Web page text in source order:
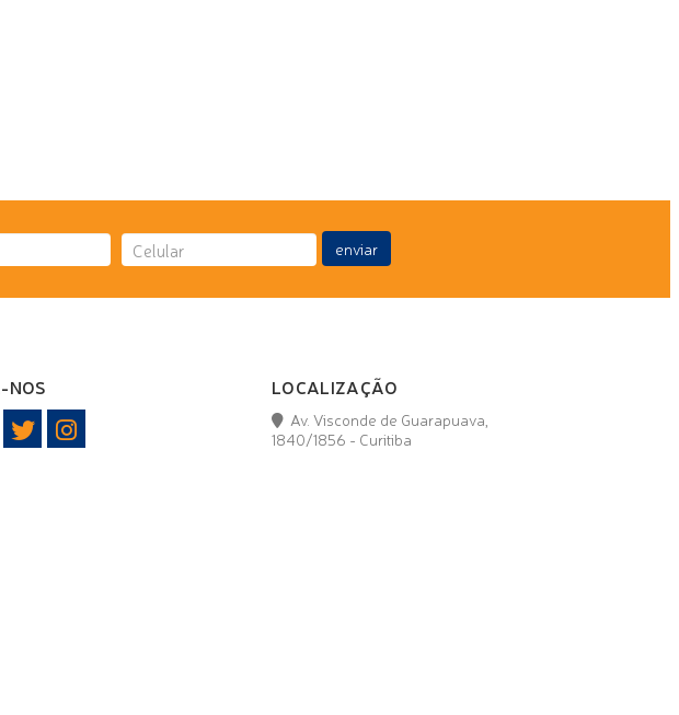
enviar
NOS LOCALIZAÇÃO
Av. Visconde de Guarapuava,
1840/1856 - Curitiba